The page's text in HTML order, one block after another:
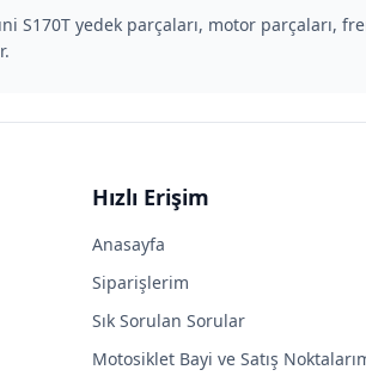
yedek parçaları, motor parçaları,
Hızlı Erişim
Anasayfa
Siparişlerim
Sık Sorulan Sorular
Motosiklet Bayi ve Satış